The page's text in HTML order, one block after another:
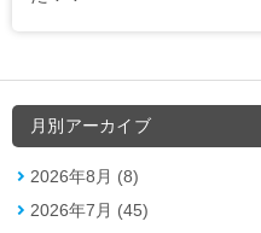
月別アーカイブ
2026年8月 (8)
2026年7月 (45)